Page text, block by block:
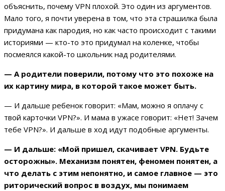
объяснить, почему VPN плохой. Это один из аргументов.
Мало того, я почти уверена в том, что эта страшилка была
придумана как пародия, но как часто происходит с такими
историями — кто-то это придумал на коленке, чтобы
посмеялся какой-то школьник над родителями.
— А родители поверили, потому что это похоже на
их картину мира, в которой такое может быть.
— И дальше ребенок говорит: «Мам, можно я оплачу с
твой карточки VPN?». И мама в ужасе говорит: «Нет! Зачем
тебе VPN?». И дальше в ход идут подобные аргументы.
— И дальше: «Мой пришел, скачивает VPN. Будьте
осторожны». Механизм понятен, феномен понятен, а
что делать с этим непонятно, и самое главное — это
риторический вопрос в воздух, мы понимаем